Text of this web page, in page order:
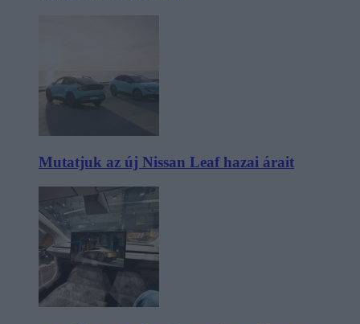
Mutatjuk az új Nissan Leaf hazai árait